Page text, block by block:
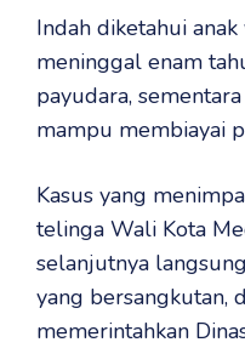
Indah diketahui
meninggal enam
payudara,
mampu membiayai
Kasus yang
telinga Wali Kota
selanjutnya
yang bersangkutan,
memerintahkan